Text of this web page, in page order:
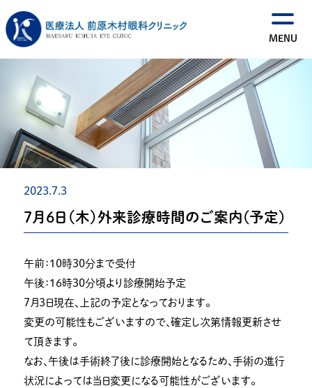
2023.7.3
７月６日（木）外来診療時間のご案内(予定)
午前：１０時３０分まで受付
午後：１６時３０分頃より診療開始予定
７月３日現在、上記の予定となっております。
変更の可能性もございますので、確定し次第情報更新させ
て頂きます。
なお、午後は手術終了後に診療開始となるため、手術の進行
状況によっては当日変更になる可能性がございます。